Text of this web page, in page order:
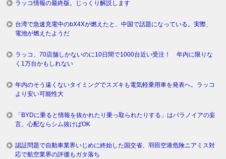
ラッコ情報の最終版。じっくり解説します
台湾で急速充電中のbX4Xが燃えたと、中国で話題になっている。実際、
電池が燃えたようだ
ラッコ、70店舗しかないのに10日間で1000台近い受注！ 年内に限りな
く1万台かもしれない
年内のそう遠くないタイミングでスズキも電気軽乗用車を発表へ。ラッコ
より安い可能性大
「BYDに乗ると情報を抜かれたり乗っ取られたりする」はパラノイアの妄
言。心配ならシム抜けばOK
認証問題で自動車業界いじめに終始した国交省、羽田空港危険ニアミス対
応で航空業界の評価もガタ落ち